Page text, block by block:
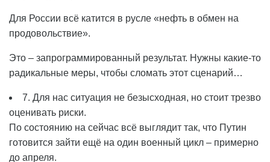
Для России всё катится в русле «нефть в обмен на
продовольствие».
Это – запрограммированный результат. Нужны какие-то
радикальные меры, чтобы сломать этот сценарий…
7. Для нас ситуация не безысходная, но стоит трезво
оценивать риски.
По состоянию на сейчас всё выглядит так, что Путин
готовится зайти ещё на один военный цикл – примерно
до апреля.